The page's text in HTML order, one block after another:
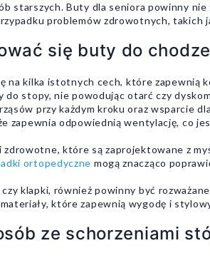
starszych. Buty dla seniora powinny
problemów zdrowotnych, takich
się buty do
na kilka istotnych cech, które zapewnią
do stopy, nie powodując otarć czy
przy każdym kroku oraz wsparcie
zapewnia odpowiednią wentylację, co
które są zaprojektowane z
ortopedyczne mogą znacząco
klapki, również powinny być
które zapewnią wygodę i
ze schorzeniami